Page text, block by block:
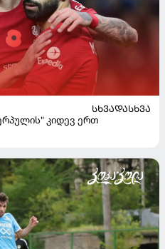
ᲡᲮᲕᲐᲓᲐᲡᲮᲕᲐ
კიდევ ერთ